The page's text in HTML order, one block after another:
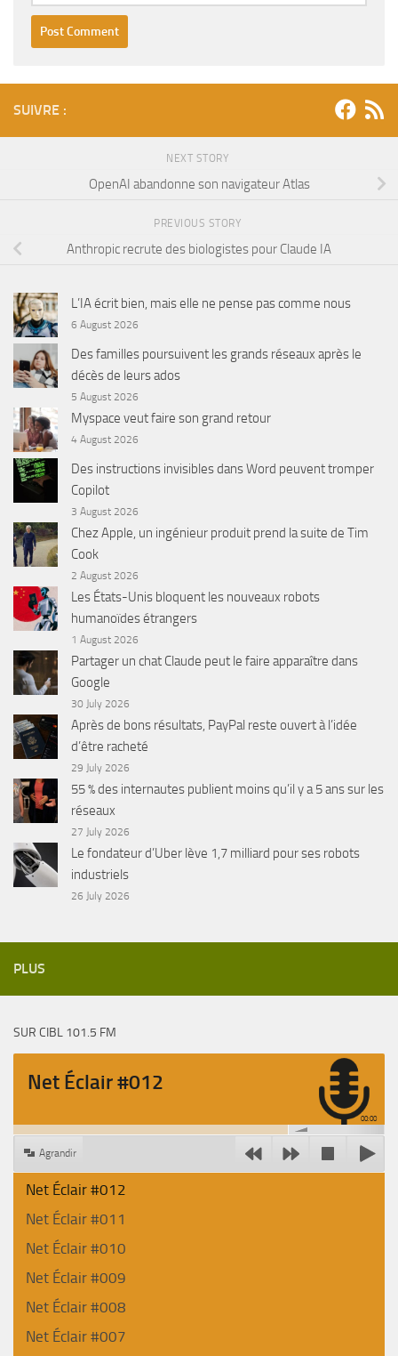
SUIVRE :
NEXT STORY
OpenAI abandonne son navigateur Atlas
PREVIOUS STORY
Anthropic recrute des biologistes pour Claude IA
L’IA écrit bien, mais elle ne pense pas comme nous
6 August 2026
Des familles poursuivent les grands réseaux après le
décès de leurs ados
5 August 2026
Myspace veut faire son grand retour
4 August 2026
Des instructions invisibles dans Word peuvent tromper
Copilot
3 August 2026
Chez Apple, un ingénieur produit prend la suite de Tim
Cook
2 August 2026
Les États-Unis bloquent les nouveaux robots
humanoïdes étrangers
1 August 2026
Partager un chat Claude peut le faire apparaître dans
Google
30 July 2026
Après de bons résultats, PayPal reste ouvert à l’idée
d’être racheté
29 July 2026
55 % des internautes publient moins qu’il y a 5 ans sur les
réseaux
27 July 2026
Le fondateur d’Uber lève 1,7 milliard pour ses robots
industriels
26 July 2026
PLUS
SUR CIBL 101.5 FM
Net Éclair #012
00:00
Agrandir
Net Éclair #012
Net Éclair #011
Net Éclair #010
Net Éclair #009
Net Éclair #008
Net Éclair #007